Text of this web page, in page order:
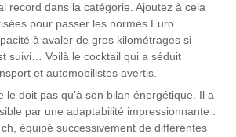
record dans la catégorie. Ajoutez à cela
pour passer les normes Euro
à avaler de gros kilométrages si
suivi… Voilà le cocktail qui a séduit
et automobilistes avertis.
le doit pas qu’à son bilan énergétique. Il a
par une adaptabilité impressionnante :
équipé successivement de différentes